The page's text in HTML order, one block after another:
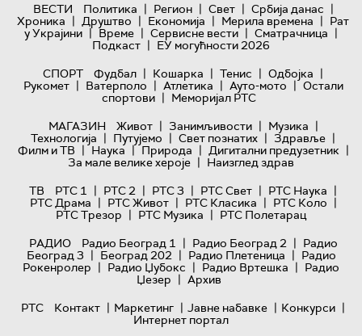
ВЕСТИ Политика | Регион | Свет | Србија данас |
Хроника | Друштво | Економија | Мерила времена | Рат
у Украјини | Време | Сервисне вести | Сматрачница |
Подкаст | ЕУ могућности 2026
СПОРТ
Фудбал | Кошарка | Тенис | Одбојка |
Рукомет | Ватерполо | Атлетика | Ауто-мото | Остали
спортови | Меморијал РТС
МАГАЗИН
Живот | Занимљивости | Музика |
Технологијa | Путујемо | Свет познатих | Здравље |
Филм и ТВ | Наука | Природа | Дигитални предузетник |
За мале велике хероје | Наизглед здрав
ТВ
РТС 1 | РТС 2 | РТС 3 | РТС Свет | РТС Наука |
РТС Драма | РТС Живот | РТС Класика | РТС Коло |
РТС Трезор | РТС Музика | РТС Полетарац
РАДИО
Радио Београд 1 | Радио Београд 2 | Радио
Београд 3 | Београд 202 | Радио Плетеница | Радио
Рокенролер | Радио Џубокс | Радио Вртешка | Радио
Џезер | Архив
РТС
Контакт | Маркетинг | Јавне набавке | Конкурси |
Интернет портал